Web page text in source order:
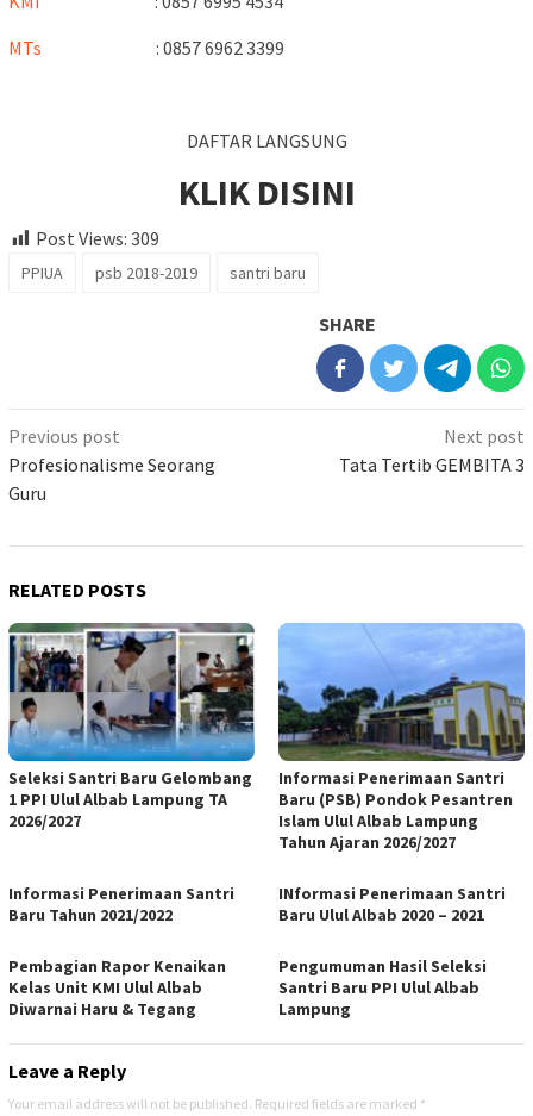
MTs
: 0857 6962 3399
DAFTAR LANGSUNG
KLIK DISINI
Post Views: 309
PPIUA psb 2018-2019 santri baru
SHARE
Previous post
Profesionalisme Seorang
Guru
Next post
Tata Tertib GEMBITA 3
RELATED POSTS
Seleksi Santri Baru Gelombang
1 PPI Ulul Albab Lampung TA
2026/2027
Informasi Penerimaan Santri
Baru (PSB) Pondok Pesantren
Islam Ulul Albab Lampung
Tahun Ajaran 2026/2027
Informasi Penerimaan Santri
Baru Tahun 2021/2022
INformasi Penerimaan Santri
Baru Ulul Albab 2020 – 2021
Pembagian Rapor Kenaikan
Kelas Unit KMI Ulul Albab
Diwarnai Haru & Tegang
Pengumuman Hasil Seleksi
Santri Baru PPI Ulul Albab
Lampung
Leave a Reply
Your email address will not be published. Required fields are marked *